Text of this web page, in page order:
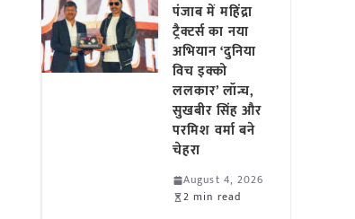
पंजाब में महिंद्रा
ट्रैक्टर्स का नया
अभियान ‘दुनिया
विच इक्को
ललकार’ लॉन्च,
सुखबीर सिंह और
परमिश वर्मा बने
चेहरा
August 4, 2026
2 min read